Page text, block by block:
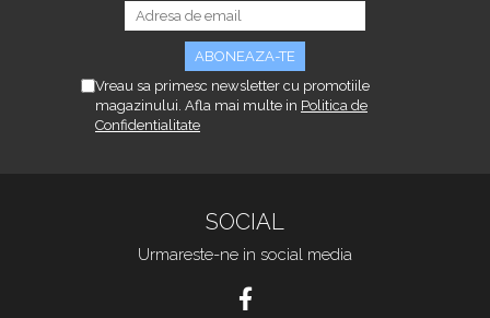
Vreau sa primesc newsletter cu promotiile
magazinului. Afla mai multe in Politica de
Confidentialitate
SOCIAL
Urmareste-ne in social media